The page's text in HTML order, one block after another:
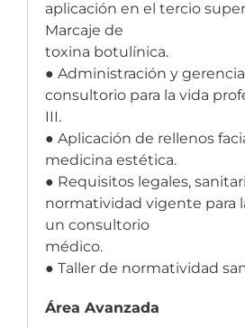
aplicación en el tercio
Marcaje de
toxina botulínica.
● Administración y
consultorio para la vida
III.
● Aplicación de rellenos
medicina estética.
● Requisitos legales,
normatividad vigente para
un consultorio
médico.
● Taller de normatividad
Área Avanzada